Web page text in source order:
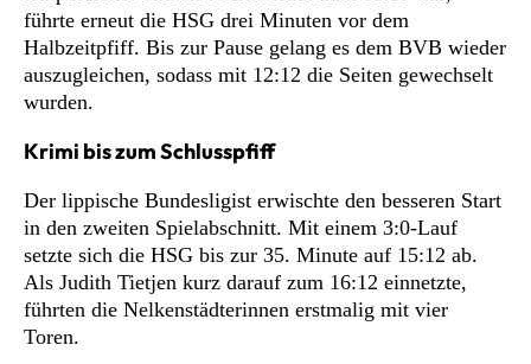
führte erneut die HSG drei Minuten vor dem
Halbzeitpfiff. Bis zur Pause gelang es dem BVB wieder
auszugleichen, sodass mit 12:12 die Seiten gewechselt
wurden.
Krimi bis zum Schlusspfiff
Der lippische Bundesligist erwischte den besseren Start
in den zweiten Spielabschnitt. Mit einem 3:0-Lauf
setzte sich die HSG bis zur 35. Minute auf 15:12 ab.
Als Judith Tietjen kurz darauf zum 16:12 einnetzte,
führten die Nelkenstädterinnen erstmalig mit vier
Toren.